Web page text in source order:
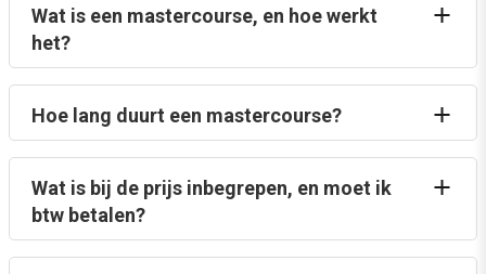
Wat is een mastercourse, en hoe werkt
het?
Hoe lang duurt een mastercourse?
Wat is bij de prijs inbegrepen, en moet ik
btw betalen?